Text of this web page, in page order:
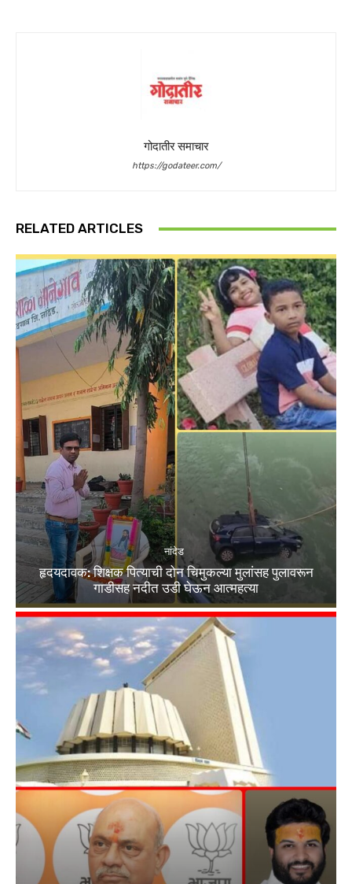
गोदातीर समाचार
https://godateer.com/
RELATED ARTICLES
नांदेड
हृदयदावक: शिक्षक पित्याची दोन चिमुकल्या मुलांसह पुलावरून
गाडीसह नदीत उडी घेऊन आत्महत्या